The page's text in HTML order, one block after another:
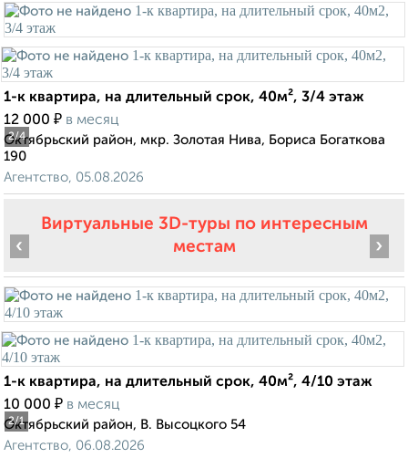
2/4
1-к квартира, на длительный срок, 40м², 3/4 этаж
12 000 ₽ в месяц
Октябрьский район, мкр. Золотая Нива, Бориса Богаткова
190
Агентство, 05.08.2026
Виртуальные 3D-туры по интересным
местам
2/1
‹ ›
1-к квартира, на длительный срок, 40м², 4/10 этаж
10 000 ₽ в месяц
Октябрьский район, В. Высоцкого 54
Агентство, 06.08.2026